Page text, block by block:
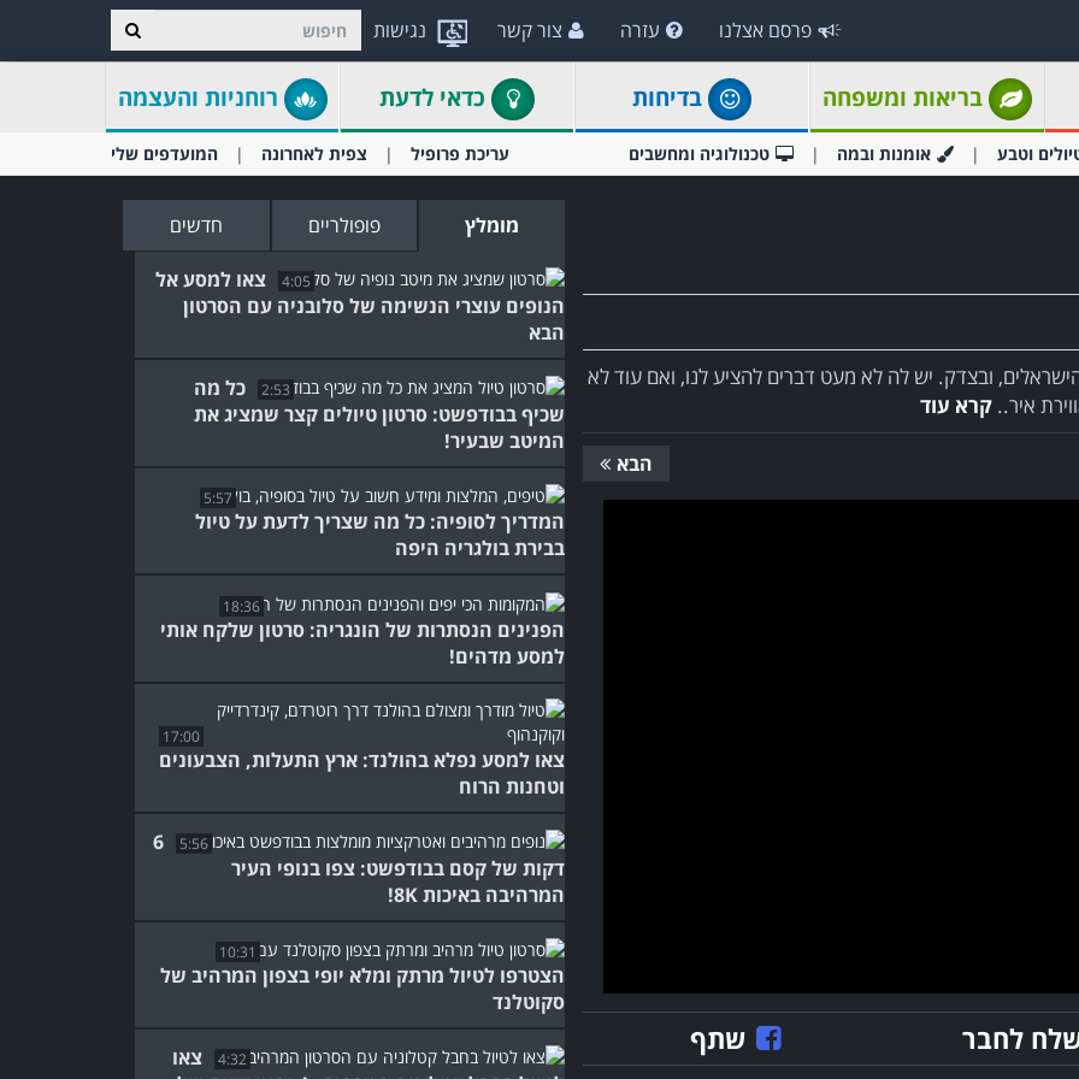
נגישות פרסם אצלנו עזרה צור קשר
בריאות ומשפחה בדיחות כדאי לדעת רוחניות והעצמה
וטבע אומנות ובמה טכנולוגיה ומחשבים עריכת פרופיל צפית לאחרונה המועדפים שלי
ובצדק. יש לה לא מעט דברים להציע לנו, ואם עוד לא
איר.. קרא עוד
הבא
לחבר שתף
מומלץ פופולריים חדשים
4:05
צאו למסע אל
הנופים עוצרי הנשימה של סלובניה עם הסרטון
הבא
2:53
כל מה
שכיף בבודפשט: סרטון טיולים קצר שמציג את
המיטב שבעיר!
5:57
המדריך לסופיה: כל מה שצריך לדעת על טיול
בבירת בולגריה היפה
18:36
הפנינים הנסתרות של הונגריה: סרטון שלקח אותי
למסע מדהים!
17:00
צאו למסע נפלא בהולנד: ארץ התעלות, הצבעונים
וטחנות הרוח
5:56
6
דקות של קסם בבודפשט: צפו בנופי העיר
המרהיבה באיכות 8K!
10:31
הצטרפו לטיול מרתק ומלא יופי בצפון המרהיב של
סקוטלנד
4:32
צאו